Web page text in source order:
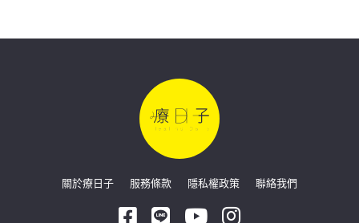
關於療日子 服務條款 隱私權政策 聯絡我們